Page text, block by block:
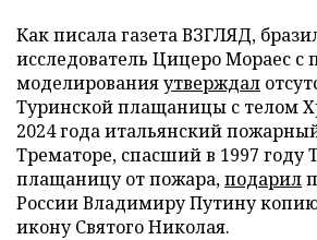
Как писала газета ВЗГЛЯД,
исследователь Цицеро Мораес с
моделированияутверждал
Туринской плащаницы с телом
2024 года итальянский
Трематоре, спасший в 1997 году
плащаницу от пожара,подарил
России Владимиру Путину
икону Святого Николая.